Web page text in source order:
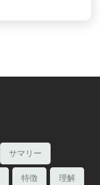
サマリー
特徴 理解